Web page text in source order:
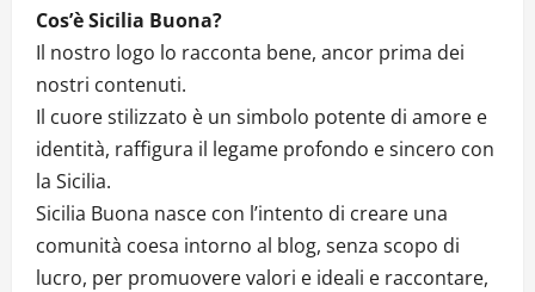
Cos’è Sicilia Buona?
Il nostro logo lo racconta bene, ancor prima dei
nostri contenuti.
Il cuore stilizzato è un simbolo potente di amore e
identità, raffigura il legame profondo e sincero con
la Sicilia.
Sicilia Buona nasce con l’intento di creare una
comunità coesa intorno al blog, senza scopo di
lucro, per promuovere valori e ideali e raccontare,